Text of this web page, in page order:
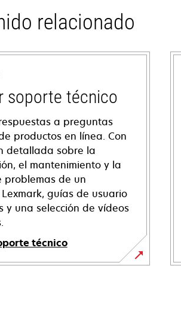
relacionado
soporte técnico
a preguntas
productos en línea. Con
detallada sobre la
el mantenimiento y la
problemas de un
guías de usuario
y una selección de vídeos
técnico